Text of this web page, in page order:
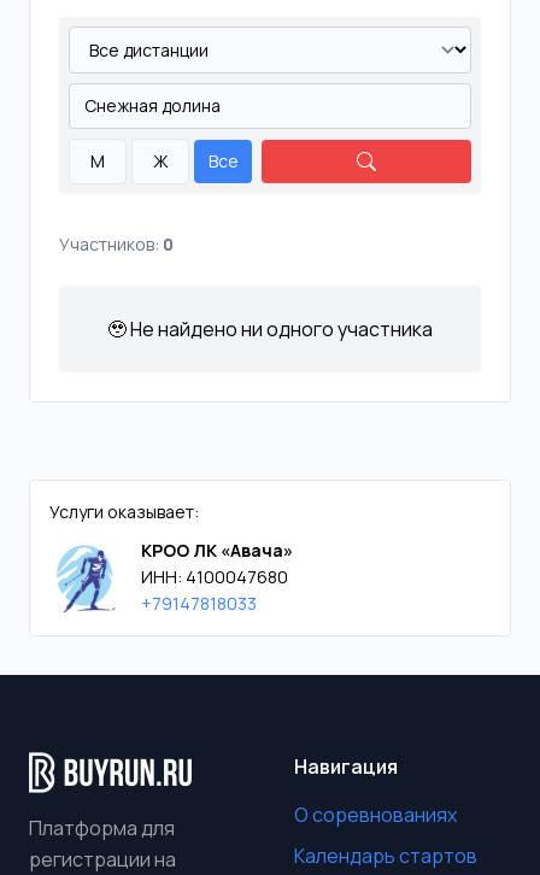
М Ж Все
Участников: 0
🥹 Не найдено ни одного участника
Услуги оказывает:
КРОО ЛК «Авача»
ИНН: 4100047680
+79147818033
Платформа для
регистрации на
Навигация
О соревнованиях
Календарь стартов